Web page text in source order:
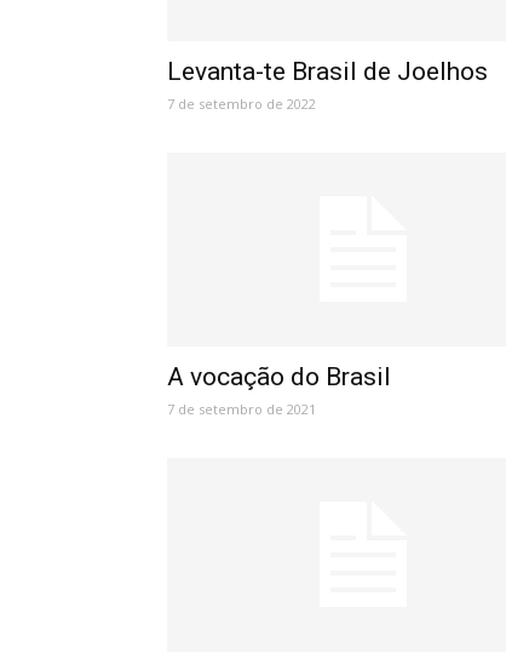
Levanta-te Brasil de Joelhos
7 de setembro de 2022
A vocação do Brasil
7 de setembro de 2021